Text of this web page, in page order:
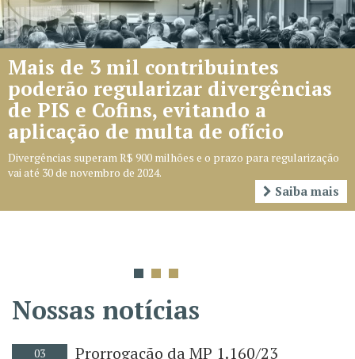
de 3 mil contribuintes
regularizar divergências
e Cofins, evitando a
de multa de ofício
superam R$ 900 milhões e o prazo para regularização
de novembro de 2024.
Saiba mais
Nossas notícias
03 Prorrogação da MP 1.160/23